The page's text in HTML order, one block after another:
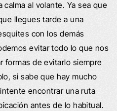
al volante. Ya sea que
llegues tarde a una
con los demás
evitar todo lo que nos
formas de evitarlo siempre
si sabe que hay mucho
encontrar una ruta
antes de lo habitual.